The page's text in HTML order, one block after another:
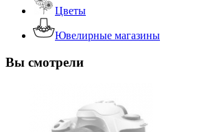
Цветы
Ювелирные магазины
Вы смотрели